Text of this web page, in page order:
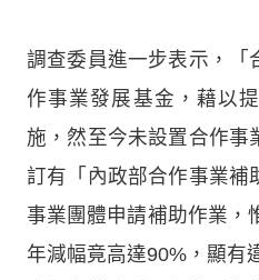
調查委員進一步表示，「
作事業發展基金，藉以
施，然至今未設置合作事
訂有「內政部合作事業補
事業團體申請補助作業，
年減幅竟高達90%，顯有